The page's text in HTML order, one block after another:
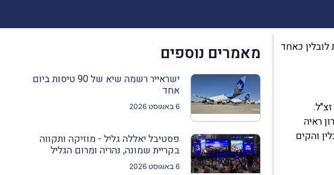
לובלין כאחד
ראיה
בשנת 1790 הוא התיישב בלובלין והקים
מאמרים נוספים
ישראייר רשמה שיא של 90 טיסות ביום
אחד
6 באוגוסט 2026
פסטיבל יאללה גליל - מוזיקה ותקווה
בקריית שמונה, נהריה ומרום הגליל
6 באוגוסט 2026